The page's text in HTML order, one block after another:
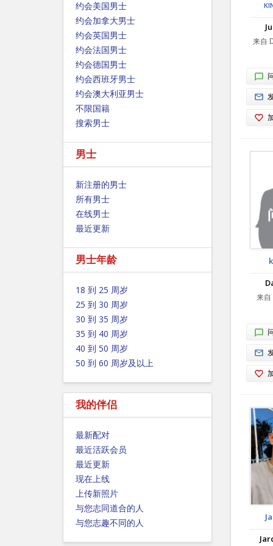
约会美国男士
约会加拿大男士
约会英国男士
约会法国男士
约会德国男士
约会西班牙男士
约会澳大利亚男士
不限国籍
搜索男士
男士
新注册的男士
所有男士
在线男士
最近更新
男士年龄
18 到 25 周岁
25 到 30 周岁
30 到 35 周岁
35 到 40 周岁
40 到 50 周岁
50 到 60 周岁及以上
我的伴侣
最新配对
最近活跃会员
最近更新
现在上线
上传新照片
与您志同道合的人
与您志趣不同的人
来自
来